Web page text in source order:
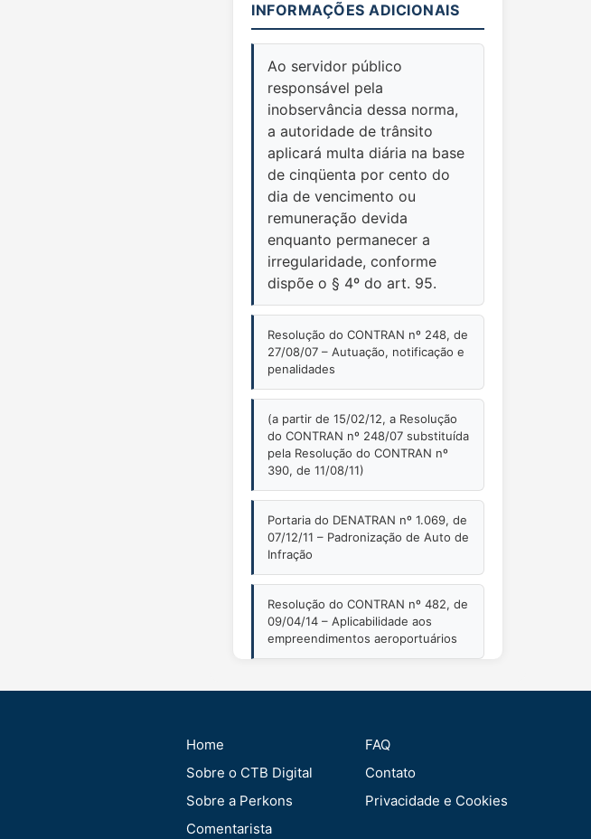
INFORMAÇÕES ADICIONAIS
Ao servidor público
responsável pela
inobservância dessa norma,
a autoridade de trânsito
aplicará multa diária na base
de cinqüenta por cento do
dia de vencimento ou
remuneração devida
enquanto permanecer a
irregularidade, conforme
dispõe o § 4º do art. 95.
Resolução do CONTRAN nº 248, de
27/08/07 – Autuação, notificação e
penalidades
(a partir de 15/02/12, a Resolução
do CONTRAN nº 248/07 substituída
pela Resolução do CONTRAN nº
390, de 11/08/11)
Portaria do DENATRAN nº 1.069, de
07/12/11 – Padronização de Auto de
Infração
Resolução do CONTRAN nº 482, de
09/04/14 – Aplicabilidade aos
empreendimentos aeroportuários
Home
Sobre o CTB Digital
Sobre a Perkons
Comentarista
FAQ
Contato
Privacidade e Cookies